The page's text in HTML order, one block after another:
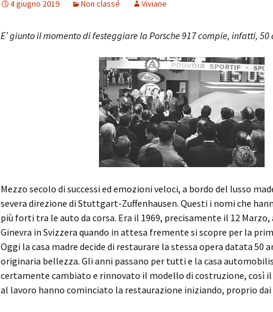
4 giugno 2019 Non classé Viviane
E’ giunto il momento di festeggiare la Porsche 917 compie, infatti, 50
Mezzo secolo di successi ed emozioni veloci, a bordo del lusso
severa direzione di Stuttgart-Zuffenhausen. Questi i nomi che
più forti tra le auto da corsa. Era il 1969, precisamente il 12 Marzo,
Ginevra in Svizzera quando in attesa fremente si scopre per la
Oggi la casa madre decide di restaurare la stessa opera datata 50
originaria bellezza. Gli anni passano per tutti e la casa
certamente cambiato e rinnovato il modello di costruzione, così
al lavoro hanno cominciato la restaurazione iniziando, proprio